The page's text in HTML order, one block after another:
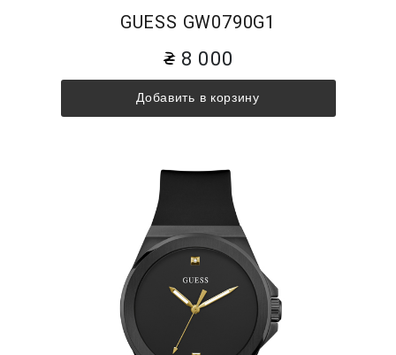
GUESS GW0790G1
8 000
Добавить в корзину